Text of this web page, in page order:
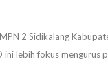
2 Sidikalang
lebih fokus mengurus